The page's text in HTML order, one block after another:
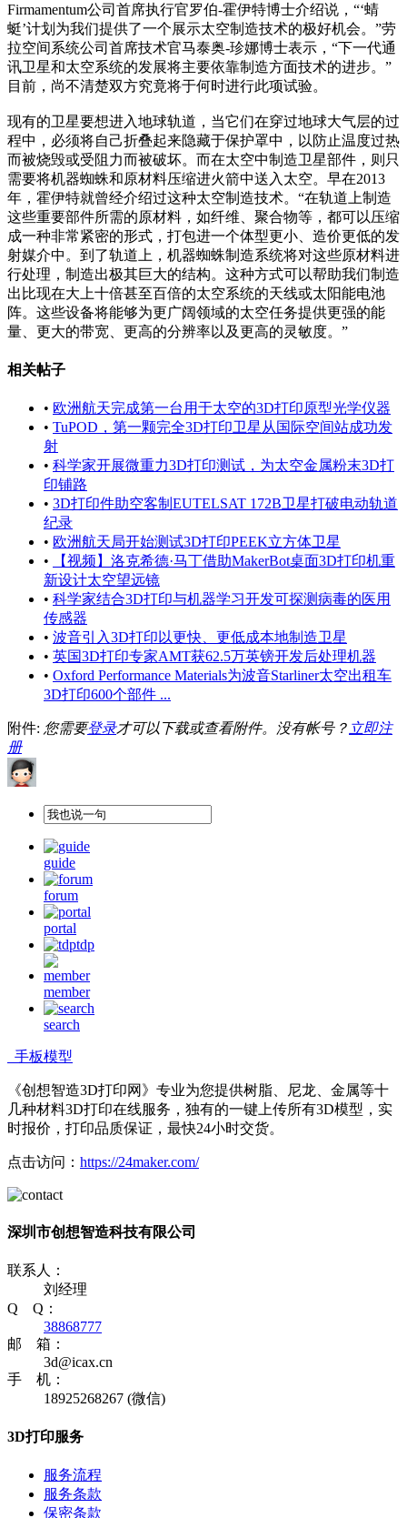
Firmamentum公司首席执行官罗伯-霍伊特博士介绍说，“‘蜻
蜓’计划为我们提供了一个展示太空制造技术的极好机会。”劳
拉空间系统公司首席技术官马泰奥-珍娜博士表示，“下一代通
讯卫星和太空系统的发展将主要依靠制造方面技术的进步。”
目前，尚不清楚双方究竟将于何时进行此项试验。
现有的卫星要想进入地球轨道，当它们在穿过地球大气层的过
程中，必须将自己折叠起来隐藏于保护罩中，以防止温度过热
而被烧毁或受阻力而被破坏。而在太空中制造卫星部件，则只
需要将机器蜘蛛和原材料压缩进火箭中送入太空。早在2013
年，霍伊特就曾经介绍过这种太空制造技术。“在轨道上制造
这些重要部件所需的原材料，如纤维、聚合物等，都可以压缩
成一种非常紧密的形式，打包进一个体型更小、造价更低的发
射媒介中。到了轨道上，机器蜘蛛制造系统将对这些原材料进
行处理，制造出极其巨大的结构。这种方式可以帮助我们制造
出比现在大上十倍甚至百倍的太空系统的天线或太阳能电池
阵。这些设备将能够为更广阔领域的太空任务提供更强的能
量、更大的带宽、更高的分辨率以及更高的灵敏度。”
相关帖子
• 欧洲航天完成第一台用于太空的3D打印原型光学仪器
• TuPOD，第一颗完全3D打印卫星从国际空间站成功发
射
• 科学家开展微重力3D打印测试，为太空金属粉末3D打
印铺路
• 3D打印件助空客制EUTELSAT 172B卫星打破电动轨道
纪录
• 欧洲航天局开始测试3D打印PEEK立方体卫星
•
【视频】洛克希德·马丁借助MakerBot桌面3D打印机重
新设计太空望远镜
• 科学家结合3D打印与机器学习开发可探测病毒的医用
传感器
• 波音引入3D打印以更快、更低成本地制造卫星
• 英国3D打印专家AMT获62.5万英镑开发后处理机器
• Oxford Performance Materials为波音Starliner太空出租车
3D打印600个部件 ...
附件: 您需要登录才可以下载或查看附件。没有帐号？ 立即注
册
guide
forum
portal
tdp
member
search
手板模型
《创想智造3D打印网》专业为您提供树脂、尼龙、金属等十
几种材料3D打印在线服务，独有的一键上传所有3D模型，实
时报价，打印品质保证，最快24小时交货。
点击访问： https://24maker.com/
深圳市创想智造科技有限公司
联系人：
刘经理
Q Q：
38868777
邮 箱：
3d@icax.cn
手 机：
18925268267 (微信)
3D打印服务
服务流程
服务条款
保密条款